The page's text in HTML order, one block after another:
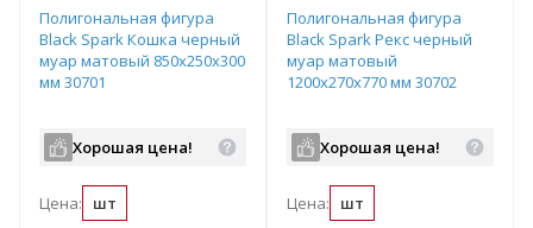
Полигональная фигура
Black Spark Кошка черный
муар матовый 850х250х300
мм 30701
Хорошая цена!
Цена: шт
Полигональная фигура
Black Spark Рекс черный
муар матовый
1200х270х770 мм 30702
Хорошая цена!
Цена: шт